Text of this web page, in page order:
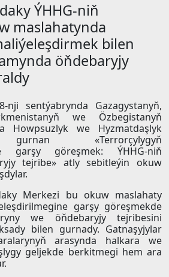
ÝHHG-niň
maslahatynda
bilen
öňdebaryjy
nji sentýabrynda Gazagystanyň,
we Özbegistanyň
Howpsuzlyk we Hyzmatdaşlyk
gurnan «Terrorçylygyň
garşy göreşmek: ÝHHG-niň
tejribe» atly sebitleýin okuw
Merkezi bu okuw maslahaty
garşy göreşmekde
we öňdebaryjy tejribesini
bilen gurnady. Gatnaşyjylar
arasynda halkara we
geljekde berkitmegi hem ara